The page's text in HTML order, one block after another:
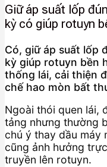
Giữ áp suất lốp
kỳ có giúp rotuyn
Có, giữ áp suất lốp
kỳ giúp rotuyn bền
thống lái, cải thiện
chế hao mòn bất
Ngoài thói quen lái,
tảng nhưng thường
chú ý thay dầu máy
cũng ảnh hưởng
truyền lên rotuyn.